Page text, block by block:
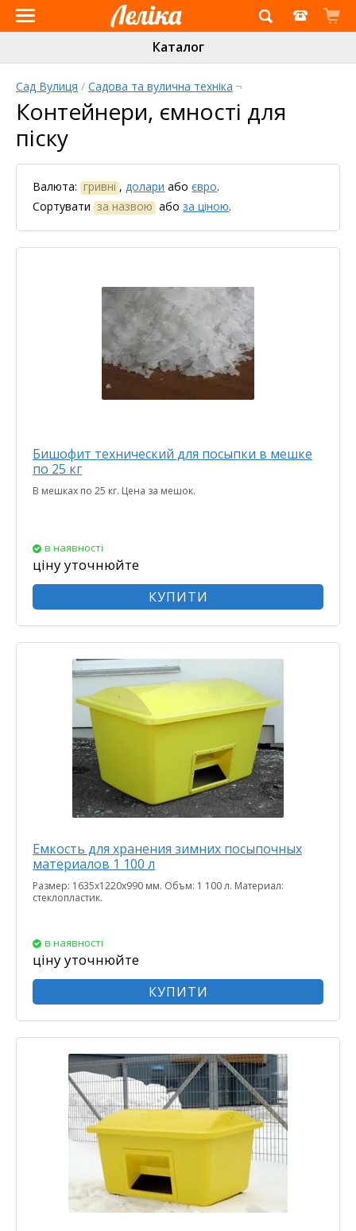
Інтернет-
магазин
«Леліка»
Каталог
Сад Вулиця / Садова та вулична техніка ¬
Контейнери, ємності для
піску
Валюта: гривні ,долари абоєвро.
Сортувати за назвою абоза ціною.
Бишофит технический для посыпки в мешке
по 25 кг
В мешках по 25 кг. Цена за мешок.
в наявності
ціну уточнюйте
КУПИТИ
Емкость для хранения зимних посыпочных
материалов 1 100 л
Размер: 1635х1220х990 мм. Объм: 1 100 л. Материал:
стеклопластик.
в наявності
ціну уточнюйте
КУПИТИ